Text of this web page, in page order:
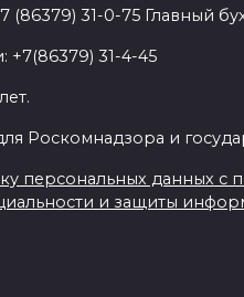
(86379) 31-0-75 Главный
+7(86379) 31-4-45
Роскомнадзора и
персональных данных
и защиты